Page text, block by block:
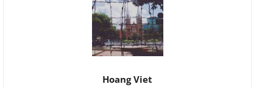
Hoang Viet